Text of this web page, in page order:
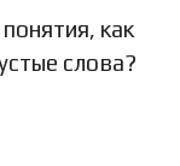
как
слова?